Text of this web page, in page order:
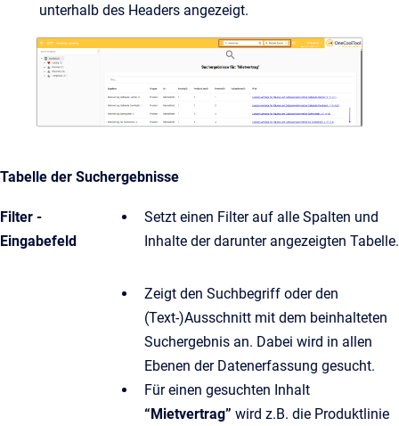
unterhalb des Headers angezeigt.
Tabelle der Suchergebnisse
Filter -
Eingabefeld
Setzt einen Filter auf alle Spalten und
Inhalte der darunter angezeigten Tabelle.
Zeigt den Suchbegriff oder den
(Text-)Ausschnitt mit dem beinhalteten
Suchergebnis an. Dabei wird in allen
Ebenen der Datenerfassung gesucht.
Für einen gesuchten Inhalt
“Mietvertrag” wird z.B. die Produktlinie